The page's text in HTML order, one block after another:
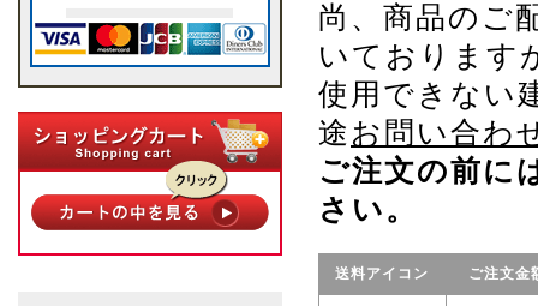
尚、商品のご
いております
使用できない
途 お問い合わ
ご注文の前に
さい。
送料アイコン ご注文金